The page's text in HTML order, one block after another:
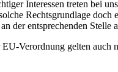
Interessen treten bei
Rechtsgrundlage doch
der entsprechenden Stelle
Verordnung gelten auch